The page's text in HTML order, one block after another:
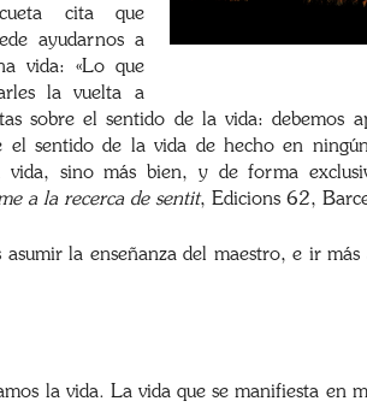
cita que
ayudarnos a
vida: «Lo que
la vuelta a
sobre el sentido de la vida: debemos
el sentido de la vida de hecho en
vida, sino más bien, y de forma
a la recerca de sentit, Edicions 62,
asumir la enseñanza del maestro, e ir
la vida. La vida que se manifiesta en